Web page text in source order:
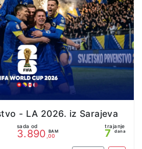
- LA 2026. iz Sarajeva
sada od
3.890 BAM
,00
trajanje
7 dana